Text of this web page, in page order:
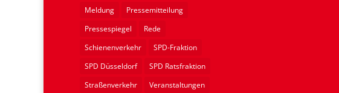
Meldung
Pressemitteilung
Pressespiegel
Rede
Schienenverkehr
SPD-Fraktion
SPD Düsseldorf
SPD Ratsfraktion
Straßenverkehr
Veranstaltungen